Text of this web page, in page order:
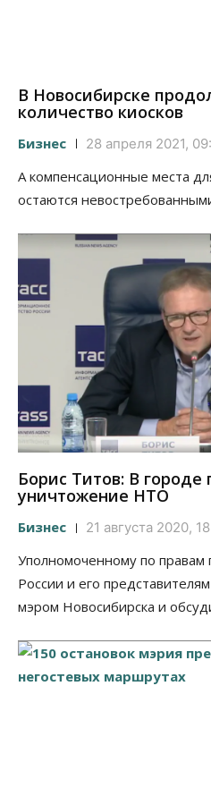
В Новосибирске
количество киосков
Бизнес 28 апреля 2021,
А компенсационные места
остаются
Борис Титов: В городе
уничтожение НТО
Бизнес 21 августа 2020,
Уполномоченному по правам
России и его
мэром Новосибирска и